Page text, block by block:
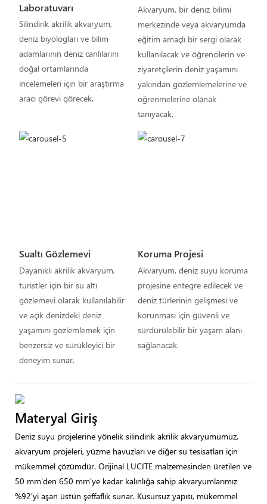
Laboratuvarı
Silindirik akrilik akvaryum,
deniz biyologları ve bilim
adamlarının deniz canlılarını
doğal ortamlarında
incelemeleri için bir araştırma
aracı görevi görecek.
Akvaryum, bir deniz bilimi
merkezinde veya akvaryumda
eğitim amaçlı bir sergi olarak
kullanılacak ve öğrencilerin ve
ziyaretçilerin deniz yaşamını
yakından gözlemlemelerine ve
öğrenmelerine olanak
tanıyacak.
Sualtı Gözlemevi
Dayanıklı akrilik akvaryum,
turistler için bir su altı
gözlemevi olarak kullanılabilir
ve açık denizdeki deniz
yaşamını gözlemlemek için
benzersiz ve sürükleyici bir
deneyim sunar.
Koruma Projesi
Akvaryum, deniz suyu koruma
projesine entegre edilecek ve
deniz türlerinin gelişmesi ve
korunması için güvenli ve
sürdürülebilir bir yaşam alanı
sağlanacak.
Materyal Giriş
Deniz suyu projelerine yönelik silindirik akrilik akvaryumumuz,
akvaryum projeleri, yüzme havuzları ve diğer su tesisatları için
mükemmel çözümdür. Orijinal LUCITE malzemesinden üretilen ve
50 mm'den 650 mm'ye kadar kalınlığa sahip akvaryumlarımız
%92'yi aşan üstün şeffaflık sunar. Kusursuz yapısı, mükemmel